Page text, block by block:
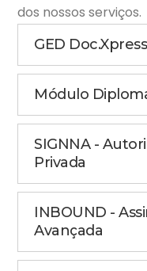
dos nossos serviços.
GED Doc.Xpress
Módulo
SIGNNA -
Privada
INBOUND -
Avançada